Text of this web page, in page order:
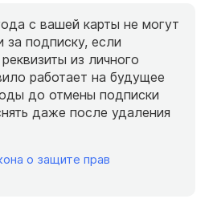
с вашей карты не могут
за подписку, если
из личного
работает на будущее
до отмены подписки
даже после удаления
о защите прав